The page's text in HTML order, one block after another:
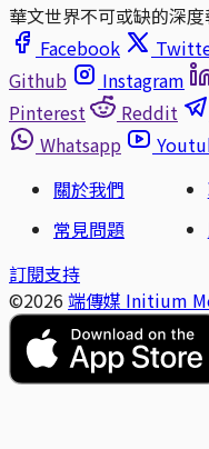
華文世界不可或缺的深
Facebook
Github
Instagram
Pinterest
Reddit
Whatsapp
關於我們
常見問題
訂閱支持
©2026 端傳媒 Initium